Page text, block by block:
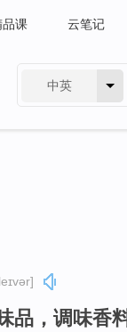
品课 云笔记
中英
品，调味香